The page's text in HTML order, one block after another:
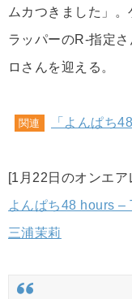
ムカつきました」
ラッパーのR-指定
ロさんを迎える。
関連 「よんぱち
[1月22日のオンエア
よんぱち48 hours
三浦茉莉